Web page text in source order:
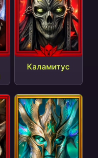
Каламитус